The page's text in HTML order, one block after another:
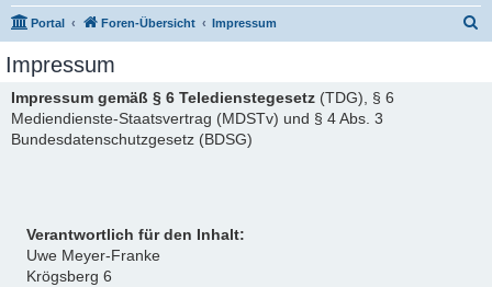
Portal Foren-Übersicht Impressum
Impressum
Impressum gemäß § 6 Teledienstegesetz (TDG), § 6
Mediendienste-Staatsvertrag (MDSTv) und § 4 Abs. 3
Bundesdatenschutzgesetz (BDSG)
Verantwortlich für den Inhalt:
Uwe Meyer-Franke
Krögsberg 6